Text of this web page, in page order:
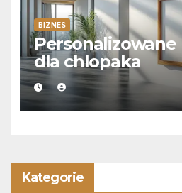
BIZNES
dla chlopaka
Kategorie